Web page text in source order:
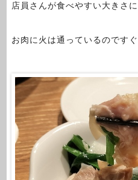
店員さんが食べやすい大きさに
お肉に火は通っているのです